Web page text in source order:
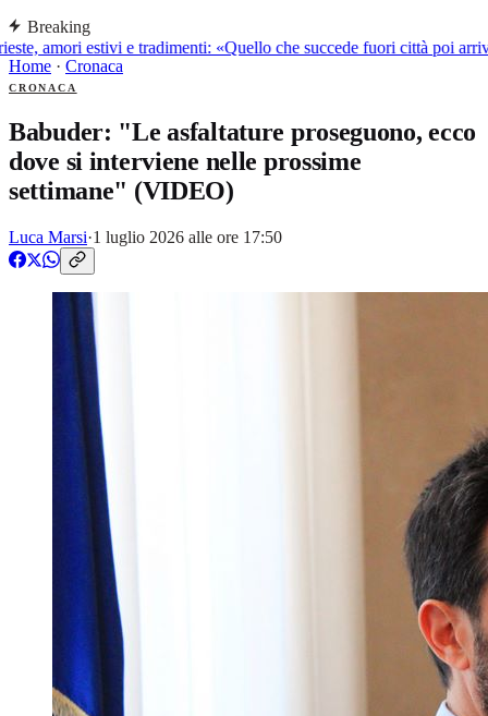
Breaking
amori estivi e tradimenti: «Quello che succede fuori città poi
Home · Cronaca
CRONACA
Babuder: "Le asfaltature proseguono, ecco
dove si interviene nelle prossime
settimane" (VIDEO)
Luca Marsi·1 luglio 2026 alle ore 17:50